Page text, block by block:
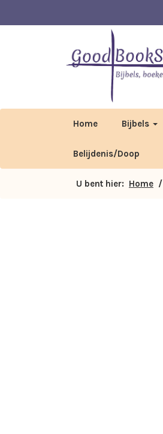
Home Bijbels
Belijdenis/Doop
U bent hier: Home /